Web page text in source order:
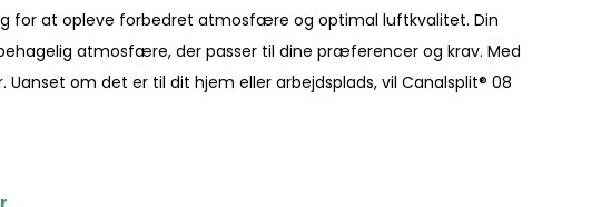
for at opleve forbedret atmosfære og optimal luftkvalitet. Din
atmosfære, der passer til dine præferencer og krav. Med
om det er til dit hjem eller arbejdsplads, vil Canalsplit® 08